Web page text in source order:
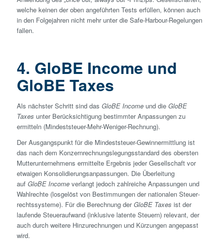
welche keinen der oben angeführten Tests erfüllen, können auch
in den Folgejahren nicht mehr unter die Safe-Harbour-Regelungen
fallen.
4. GloBE Income und
GloBE Taxes
Als nächster Schritt sind das GloBE Incomeund die GloBE
Taxes unter Berücksichtigung bestimmter Anpassungen zu
ermitteln (Mindest­steuer-Mehr-Weniger-Rechnung).
Der Ausgangspunkt für die Mindest­steuer-Gewinn­ermittlung ist
das nach dem Konzern­rechnungslegungsstandard des obersten
Mutter­unternehmens ermittelte Ergebnis jeder Gesellschaft vor
etwaigen Konsolidierungsanpassungen. Die Überleitung
auf GloBE Incomeverlangt jedoch zahlreiche Anpassungen und
Wahlrechte (losgelöst von Bestimmungen der nationalen Steuer­
rechtssysteme). Für die Berechnung derGloBE Taxes ist der
laufende Steueraufwand (inklusive latente Steuern) relevant, der
auch durch weitere Hinzu­rechnungen und Kürzungen angepasst
wird.